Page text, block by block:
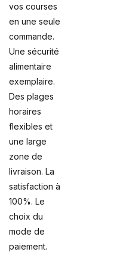
vos courses
en une seule
commande.
Une sécurité
alimentaire
exemplaire.
Des plages
horaires
flexibles et
une large
zone de
livraison. La
satisfaction à
100%. Le
choix du
mode de
paiement.